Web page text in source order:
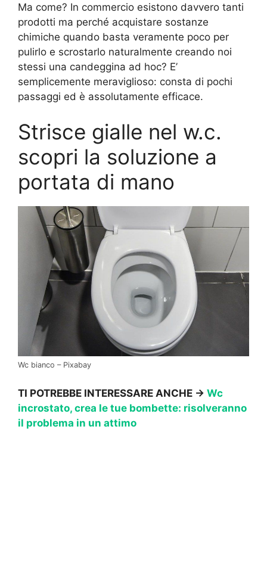
Ma come? In commercio esistono davvero tanti
prodotti ma perché acquistare sostanze
chimiche quando basta veramente poco per
pulirlo e scrostarlo naturalmente creando noi
stessi una candeggina ad hoc? E’
semplicemente meraviglioso: consta di pochi
passaggi ed è assolutamente efficace.
Strisce gialle nel w.c.
scopri la soluzione a
portata di mano
Wc bianco – Pixabay
TI POTREBBE INTERESSARE ANCHE -> Wc
incrostato, crea le tue bombette: risolveranno
il problema in un attimo